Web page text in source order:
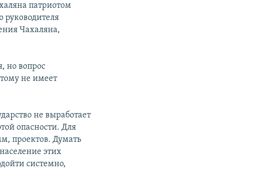
патриотом
руководителя
Чахаляна,
но вопрос
не имеет
не выработает
опасности. Для
проектов. Думать
этих
системно,